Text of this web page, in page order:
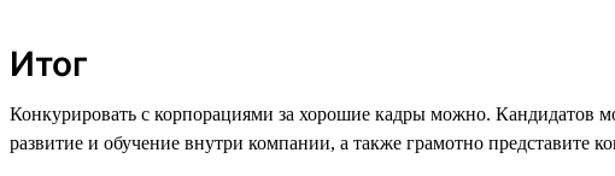
Итог
Конкурировать с корпорациями за хорошие кадры можно. Кандидатов
развитие и обучение внутри компании, а также грамотно представите